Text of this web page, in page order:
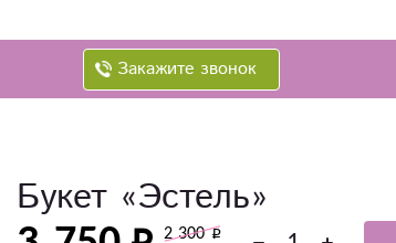
Закажите звонок
Букет «Эстель»
2 300